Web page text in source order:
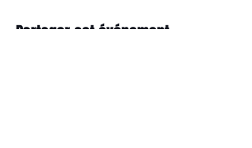
Partager cet événement